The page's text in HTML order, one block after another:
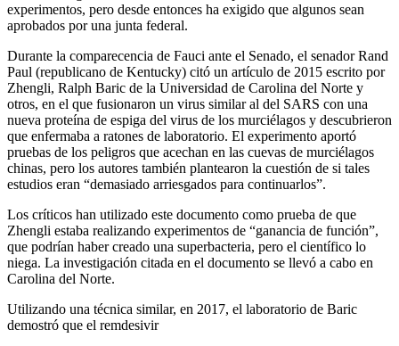
experimentos, pero desde entonces ha exigido que algunos sean
aprobados por una junta federal.
Durante la comparecencia de Fauci ante el Senado, el senador Rand
Paul (republicano de Kentucky) citó un artículo de 2015 escrito por
Zhengli, Ralph Baric de la Universidad de Carolina del Norte y
otros, en el que fusionaron un virus similar al del SARS con una
nueva proteína de espiga del virus de los murciélagos y descubrieron
que enfermaba a ratones de laboratorio. El experimento aportó
pruebas de los peligros que acechan en las cuevas de murciélagos
chinas, pero los autores también plantearon la cuestión de si tales
estudios eran “demasiado arriesgados para continuarlos”.
Los críticos han utilizado este documento como prueba de que
Zhengli estaba realizando experimentos de “ganancia de función”,
que podrían haber creado una superbacteria, pero el científico lo
niega. La investigación citada en el documento se llevó a cabo en
Carolina del Norte.
Utilizando una técnica similar, en 2017, el laboratorio de Baric
demostró que el remdesivir